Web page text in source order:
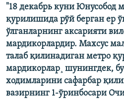
"18 декабрь куни Юнусобод
қурилишида рўй берган ер
ўлганларнинг аксарияти
мардикорлардир. Махсус
талаб қилинадиган метро
мардикорлар¸ шунингдек,
ходимларини сафарбар
вазирнинг 1-ўринбосари